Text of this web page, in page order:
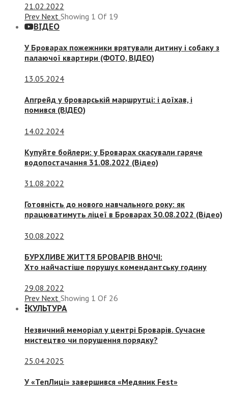
21.02.2022
Prev Next Showing 1 Of 19
ВІДЕО
У Броварах пожежники врятували дитину і собаку з
палаючої квартири (ФОТО, ВІДЕО)
13.05.2024
Апгрейд у броварській маршрутці: і доїхав, і
помився (ВІДЕО)
14.02.2024
Купуйте бойлери: у Броварах скасували гаряче
водопостачання 31.08.2022 (Відео)
31.08.2022
Готовність до нового навчального року: як
працюватимуть ліцеї в Броварах 30.08.2022 (Відео)
30.08.2022
БУРХЛИВЕ ЖИТТЯ БРОВАРІВ ВНОЧІ:
Хто найчастіше порушує комендантську годину
29.08.2022
Prev Next Showing 1 Of 26
КУЛЬТУРА
Незвичний меморіал у центрі Броварів. Сучасне
мистецтво чи порушення порядку?
25.04.2025
У «ТепЛиці» завершився «Медяник Fest»